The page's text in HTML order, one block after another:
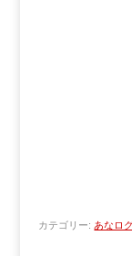
カテゴリー: あなロ